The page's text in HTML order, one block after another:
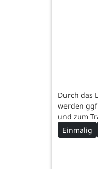
Durch das
werden
und zum
Einmalig